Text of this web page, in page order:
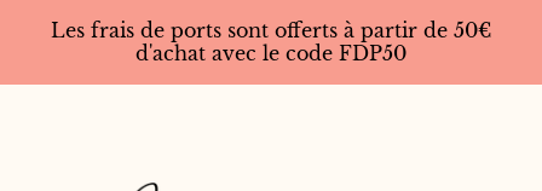
Les frais de ports sont offerts à partir de 50€
d'achat avec le code FDP50